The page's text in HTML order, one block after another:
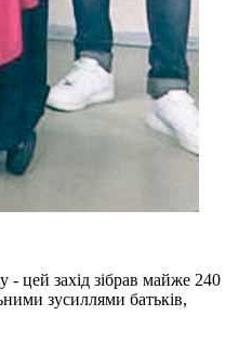
- цей захід зібрав майже 240
зусиллями батьків,